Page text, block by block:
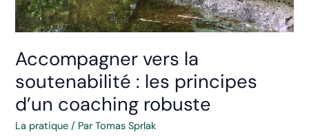
et
gratuits
Accompagner vers la
soutenabilité : les principes
d’un coaching robuste
La pratique / ParTomas Sprlak